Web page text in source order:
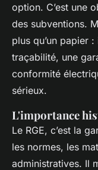
option. C’est une
des subventions.
plus qu’un papier
traçabilité, une
conformité
sérieux.
L'importance
Le RGE, c’est la
les normes, les
administratives. Il